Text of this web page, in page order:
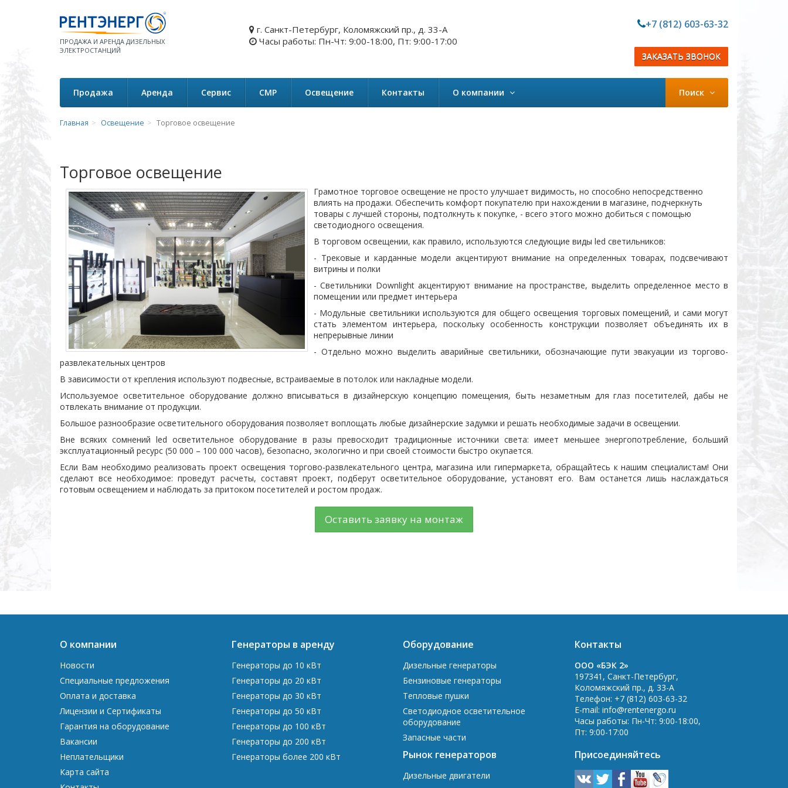
ПРОДАЖА И АРЕНДА ДИЗЕЛЬНЫХ
ЭЛЕКТРОСТАНЦИЙ
г. Санкт-Петербург, Коломяжский пр., д. 33-А
Часы работы: Пн-Чт: 9:00-18:00, Пт: 9:00-17:00
+7 (812) 603-63-32
ЗАКАЗАТЬ ЗВОНОК
Продажа Аренда Сервис СМР Освещение Контакты О компании Поиск
Главная Освещение Торговое освещение
Торговое освещение
Грамотное торговое освещение не просто улучшает видимость, но способно непосредственно
влиять на продажи. Обеспечить комфорт покупателю при нахождении в магазине, подчеркнуть
товары с лучшей стороны, подтолкнуть к покупке, - всего этого можно добиться с помощью
светодиодного освещения.
В торговом освещении, как правило, используются следующие виды led светильников:
- Трековые и карданные модели акцентируют внимание на определенных товарах, подсвечивают
витрины и полки
- Светильники Downlight акцентируют внимание на пространстве, выделить определенное место в
помещении или предмет интерьера
- Модульные светильники используются для общего освещения торговых помещений, и сами могут
стать элементом интерьера, поскольку особенность конструкции позволяет объединять их в
непрерывные линии
- Отдельно можно выделить аварийные светильники, обозначающие пути эвакуации из торгово-
развлекательных центров
В зависимости от крепления используют подвесные, встраиваемые в потолок или накладные модели.
Используемое осветительное оборудование должно вписываться в дизайнерскую концепцию помещения, быть незаметным для глаз посетителей, дабы не
отвлекать внимание от продукции.
Большое разнообразие осветительного оборудования позволяет воплощать любые дизайнерские задумки и решать необходимые задачи в освещении.
Вне всяких сомнений led осветительное оборудование в разы превосходит традиционные источники света: имеет меньшее энергопотребление, больший
эксплуатационный ресурс (50 000 – 100 000 часов), безопасно, экологично и при своей стоимости быстро окупается.
Если Вам необходимо реализовать проект освещения торгово-развлекательного центра, магазина или гипермаркета, обращайтесь к нашим специалистам! Они
сделают все необходимое: проведут расчеты, составят проект, подберут осветительное оборудование, установят его. Вам останется лишь наслаждаться
готовым освещением и наблюдать за притоком посетителей и ростом продаж.
Оставить заявку на монтаж
О компании
Новости
Специальные предложения
Оплата и доставка
Лицензии и Сертификаты
Гарантия на оборудование
Вакансии
Неплательщики
Карта сайта
Генераторы в аренду
Генераторы до 10 кВт
Генераторы до 20 кВт
Генераторы до 30 кВт
Генераторы до 50 кВт
Генераторы до 100 кВт
Генераторы до 200 кВт
Генераторы более 200 кВт
Оборудование
Дизельные генераторы
Бензиновые генераторы
Тепловые пушки
Светодиодное осветительное
оборудование
Запасные части
Рынок генераторов
Дизельные двигатели
Контакты
OOO «БЭК 2»
197341 , Санкт-Петербург,
Коломяжский пр., д. 33-А
Телефон: +7 (812) 603-63-32
E-mail: info@rentenergo.ru
Часы работы: Пн-Чт: 9:00-18:00,
Пт: 9:00-17:00
Присоединяйтесь